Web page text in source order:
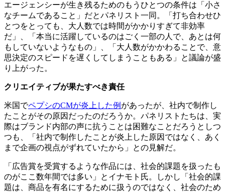
エージェンシーが生き残るためのもうひとつの条件は「小さ
なチームであること」だとパネリスト一同。「打ち合わせひ
とつをとっても、大人数では時間がかかりすぎて非効率
だ」、「本当に活躍しているのはごく一部の人で、あとは何
もしていないようなもの」、「大人数がかかわることで、意
思決定のスピードを遅くしてしまうこともある」と議論が盛
り上がった。
クリエイティブが果たすべき責任
米国でペプシのCMが炎上した例 があったが、社内で制作し
たことがその原因だったのだろうか。パネリストたちは、実
際はブランド内部の声に抗うことは困難なことだろうとしつ
つも、「社内で制作したことが炎上した原因ではなく、あく
まで企画の視点がずれていたから」との見解だ。
「広告賞を受賞するような作品には、社会的課題を扱ったも
のがここ数年間では多い」とイナモト氏。しかし「社会的課
題は、商品を有名にするために扱うのではなく、社会のため